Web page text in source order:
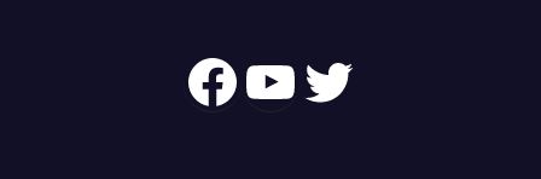
Follow Us OnYouTube
Twitter